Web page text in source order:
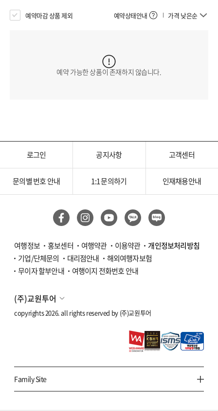
예약마감 상품 제외 예약상태안내 가격 낮은순
예약 가능한 상품이 존재하지 않습니다.
로그인 공지사항 고객센터
문의별 번호 안내 1:1 문의하기 인재채용안내
여행정보 홍보센터 여행약관 이용약관
개인정보처리방침
기업/단체문의
대리점안내
해외여행자보험
무이자 할부안내
여행이지 전화번호 안내
(주)교원투어
copyrights 2026. all rights reserved by (주)교원투어
Family Site